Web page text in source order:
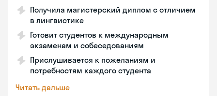
Получила магистерский диплом с отличием
в лингвистике
Готовит студентов к международным
экзаменам и собеседованиям
Прислушивается к пожеланиям и
потребностям каждого студента
Читать дальше